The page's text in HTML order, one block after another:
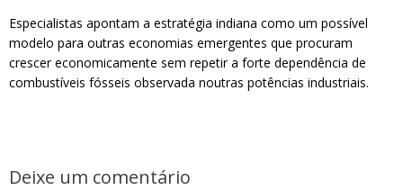
Especialistas apontam a estratégia indiana como um possível
modelo para outras economias emergentes que procuram
crescer economicamente sem repetir a forte dependência de
combustíveis fósseis observada noutras potências industriais.
Deixe um comentário